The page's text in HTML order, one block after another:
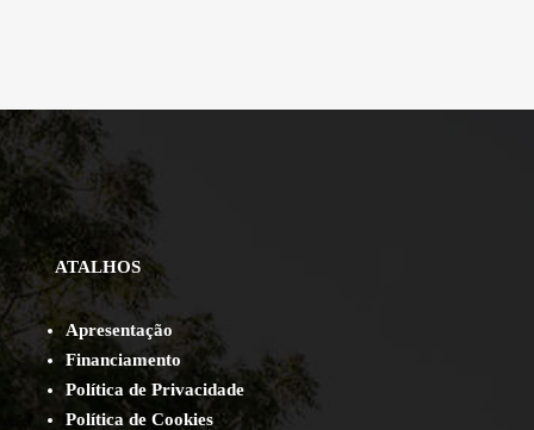
ATALHOS
Apresentação
Financiamento
Política de Privacidade
Política de Cookies